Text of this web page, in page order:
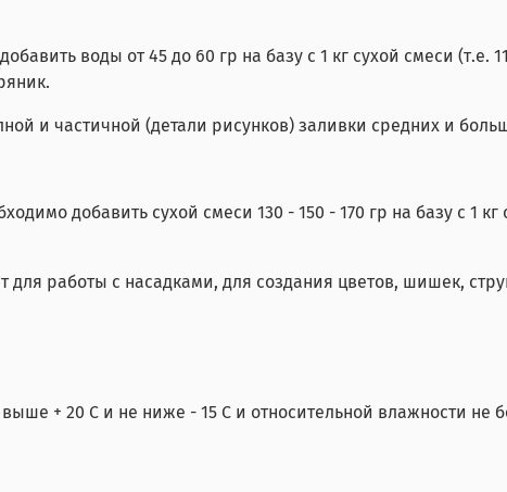
воды от 45 до 60 гр на базу с 1 кг сухой смеси
и частичной (детали рисунков) заливки средних и
добавить сухой смеси 130 - 150 - 170 гр на базу с 1
для работы с насадками, для создания цветов, шишек,
+ 20 С и не ниже - 15 С и относительной влажности не